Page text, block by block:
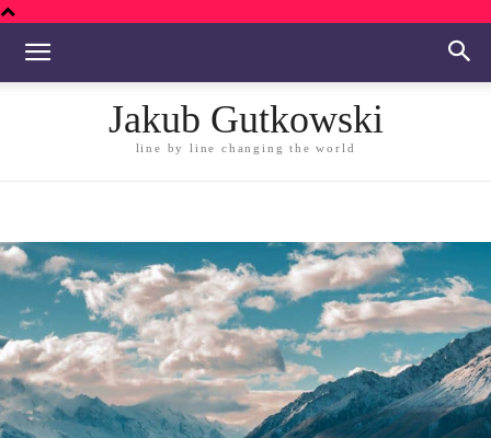
Jakub Gutkowski
line by line changing the world